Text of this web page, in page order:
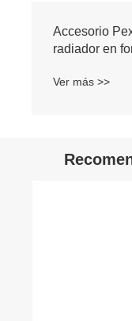
Accesorio
radiador en
Ver más >>